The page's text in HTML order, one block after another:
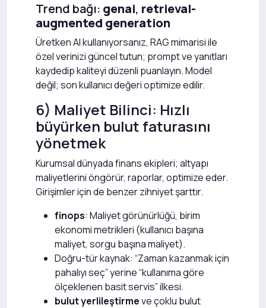
Trend bağı: genai, retrieval-
augmented generation
Üretken AI kullanıyorsanız, RAG mimarisi ile
özel verinizi güncel tutun; prompt ve yanıtları
kaydedip kaliteyi düzenli puanlayın. Model
değil; son kullanıcı değeri optimize edilir.
6) Maliyet Bilinci: Hızlı
büyürken bulut faturasını
yönetmek
Kurumsal dünyada finans ekipleri; altyapı
maliyetlerini öngörür, raporlar, optimize eder.
Girişimler için de benzer zihniyet şarttır.
finops: Maliyet görünürlüğü, birim
ekonomi metrikleri (kullanıcı başına
maliyet, sorgu başına maliyet).
Doğru-tür kaynak: “Zaman kazanmak için
pahalıyı seç” yerine “kullanıma göre
ölçeklenen basit servis” ilkesi.
bulut yerlileştirmeve çoklu bulut